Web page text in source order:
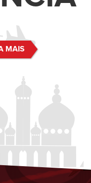
MAIS